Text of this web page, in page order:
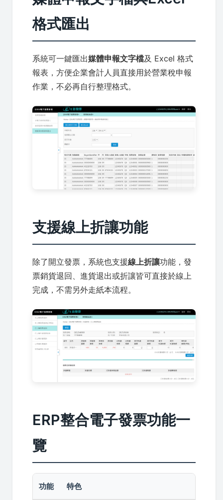
格式匯出
系統可一鍵匯出媒體申報文字檔及 Excel 格式
報表，方便企業會計人員直接用於營業稅申報
作業，不必再自行整理格式。
支援線上折讓功能
除了開立發票，系統也支援線上折讓功能，發
票銷貨退回、進貨退出或折讓皆可直接於線上
完成，不需另外走紙本流程。
ERP整合電子發票功能一
覽
功能 特色